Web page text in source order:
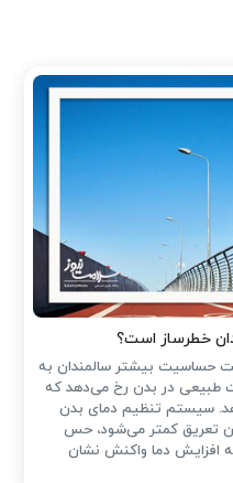
خطرساز است؟
حساسیت بیشتر سالمندان به
طبیعی در بدن رخ می‌دهد که
سیستم تنظیم دمای بدن
تعریق کمتر می‌شود، حس
افزایش دما واکنش نشان